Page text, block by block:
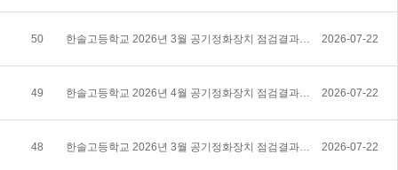
50 한솔고등학교 2026년 3월 공기정화장치 점검결과 공개 2026-07-22
49 한솔고등학교 2026년 4월 공기정화장치 점검결과 공개 2026-07-22
48 한솔고등학교 2026년 3월 공기정화장치 점검결과 공개 2026-07-22